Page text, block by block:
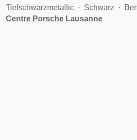
Tiefschwarzmetallic Schwarz
Centre Porsche Lausanne